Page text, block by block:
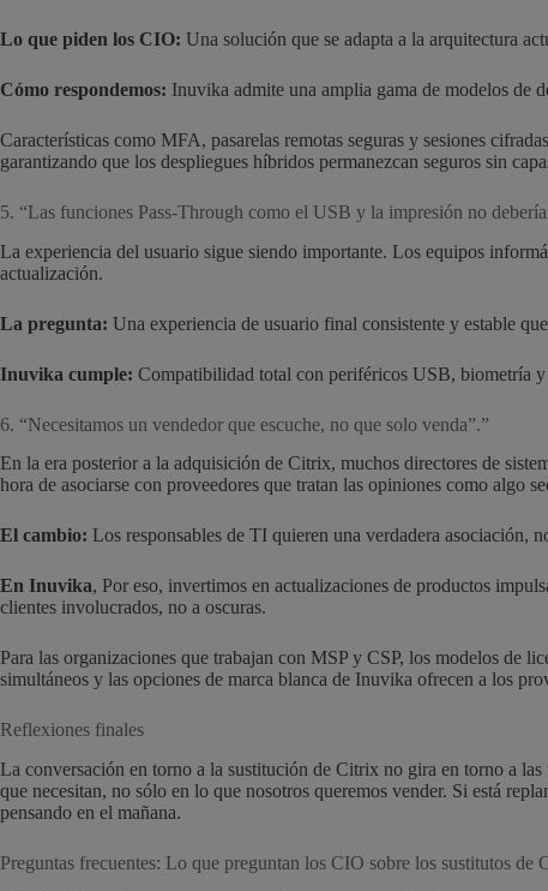
Lo que piden los CIO: Una solución que se adapta a la arquitectura
Cómo respondemos: Inuvika admite una amplia gama de modelos de
Características como MFA, pasarelas remotas seguras y sesiones
garantizando que los despliegues híbridos permanezcan seguros sin
5. “Las funciones Pass-Through como el USB y la impresión no
La experiencia del usuario sigue siendo importante. Los equipos
actualización.
La pregunta: Una experiencia de usuario final consistente y estable
Inuvika cumple: Compatibilidad total con periféricos USB, biometría
6. “Necesitamos un vendedor que escuche, no que solo venda”.”
En la era posterior a la adquisición de Citrix, muchos directores de
hora de asociarse con proveedores que tratan las opiniones como algo
El cambio: Los responsables de TI quieren una verdadera asociación,
En Inuvika, Por eso, invertimos en actualizaciones de productos
clientes involucrados, no a oscuras.
Para las organizaciones que trabajan con MSP y CSP, los modelos de
simultáneos y las opciones de marca blanca de Inuvika ofrecen a los
Reflexiones finales
La conversación en torno a la sustitución de Citrix no gira en torno a
que necesitan, no sólo en lo que nosotros queremos vender. Si está
pensando en el mañana.
Preguntas frecuentes: Lo que preguntan los CIO sobre los sustitutos de